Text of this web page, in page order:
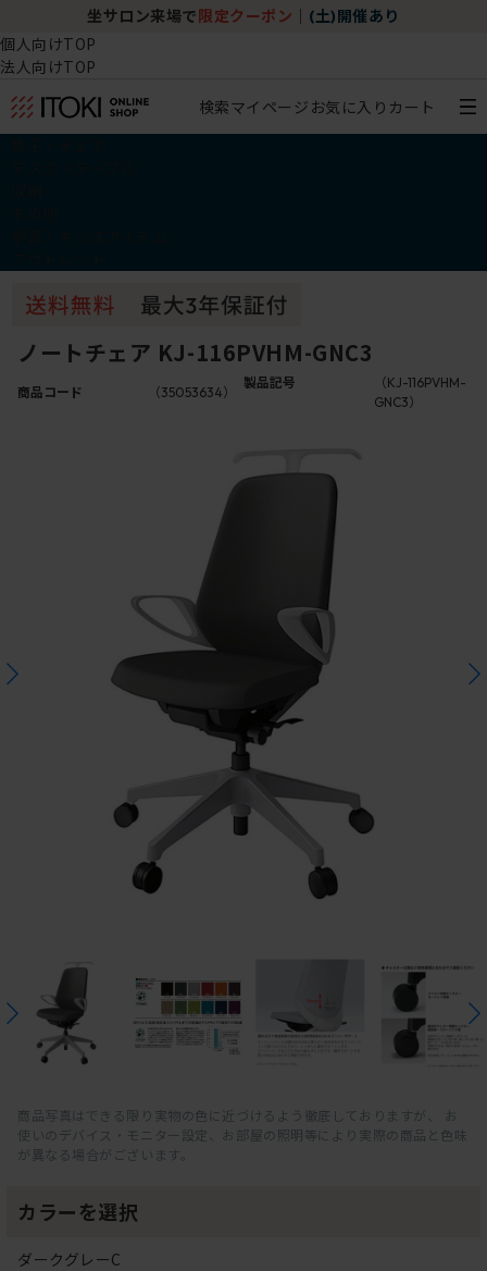
坐サロン来場で 限定クーポン (土)開催あり
個人向けTOP
法人向けTOP
検索マイページ お気に入り カート
ノートチェア KJ-116PVHM-GNC3
商品コード （35053634）
製品記号
（KJ-116PVHM-
GNC3）
商品写真はできる限り実物の色に近づけるよう徹底しておりますが、 お
使いのデバイス・モニター設定、お部屋の照明等により実際の商品と色味
が異なる場合がございます。
カラーを選択
ダークグレーC